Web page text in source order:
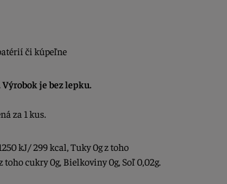
či kúpeľne
Výrobok je bez lepku.
za 1 kus.
kJ/ 299 kcal, Tuky 0g z toho
cukry 0g, Bielkoviny 0g, Soľ 0,02g.